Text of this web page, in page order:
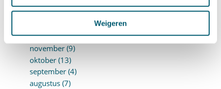
Weigeren
februari (19)
december (15)
november (9)
oktober (13)
september (4)
augustus (7)